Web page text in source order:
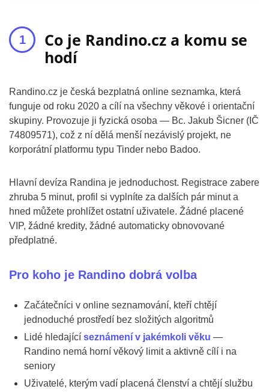
Co je Randino.cz a komu se
hodí
Randino.cz je česká bezplatná online seznamka, která
funguje od roku 2020 a cílí na všechny věkové i orientační
skupiny. Provozuje ji fyzická osoba — Bc. Jakub Šicner (IČ
74809571), což z ní dělá menší nezávislý projekt, ne
korporátní platformu typu Tinder nebo Badoo.
Hlavní devíza Randina je jednoduchost. Registrace zabere
zhruba 5 minut, profil si vyplníte za dalších pár minut a
hned můžete prohlížet ostatní uživatele. Žádné placené
VIP, žádné kredity, žádné automaticky obnovované
předplatné.
Pro koho je Randino dobrá volba
Začátečníci v online seznamování, kteří chtějí
jednoduché prostředí bez složitých algoritmů
Lidé hledající seznámení v jakémkoli věku —
Randino nemá horní věkový limit a aktivně cílí i na
seniory
Uživatelé, kterým vadí placená členství a chtějí službu